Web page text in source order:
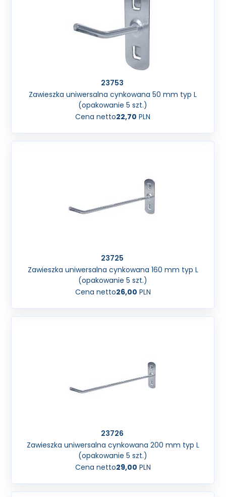
23753
Zawieszka uniwersalna cynkowana 50 mm typ L
(opakowanie 5 szt.)
Cena netto22,70 PLN
23725
Zawieszka uniwersalna cynkowana 160 mm typ L
(opakowanie 5 szt.)
Cena netto26,00 PLN
23726
Zawieszka uniwersalna cynkowana 200 mm typ L
(opakowanie 5 szt.)
Cena netto29,00 PLN